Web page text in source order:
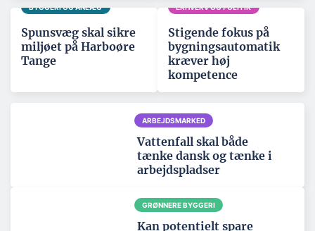
BYGGERI OG ANLÆG
Spunsvæg skal sikre
miljøet på Harboøre
Tange
ERHVERV OG POLITIK
Stigende fokus på
bygningsautomatik
kræver høj
kompetence
ARBEJDSMARKED
Vattenfall skal både
tænke dansk og tænke i
arbejdspladser
GRØNNERE BYGGERI
Kan potentielt spare